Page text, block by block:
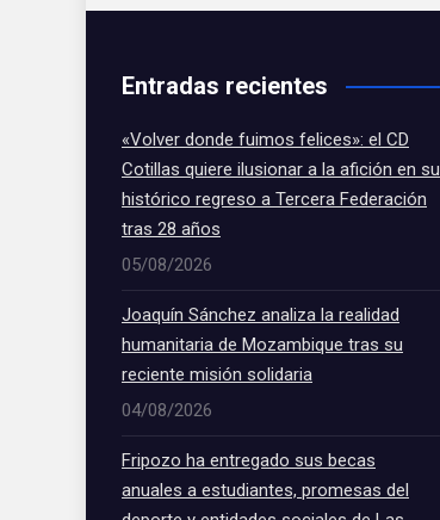
Entradas recientes
«Volver donde fuimos felices»: el CD
Cotillas quiere ilusionar a la afición en su
histórico regreso a Tercera Federación
tras 28 años
05/08/2026
Joaquín Sánchez analiza la realidad
humanitaria de Mozambique tras su
reciente misión solidaria
04/08/2026
Fripozo ha entregado sus becas
anuales a estudiantes, promesas del